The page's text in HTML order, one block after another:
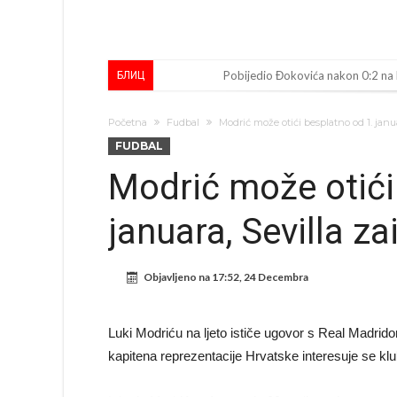
БЛИЦ Pobijedio Đokovića nakon 0:2 na
Zašto je nepoznati italijanski
Veliki udarac za Barcelonu:
Kapiten slavnog kluba ubijen u
Početna Fudbal Modrić može otići besplatno od 1.
FUDBAL
Modrić može
januara, Sevilla
Objavljeno na 17:52, 24 Decembra
Luki Modriću na ljeto ističe ugovor s Real
kapitena reprezentacije Hrvatske interesuje se